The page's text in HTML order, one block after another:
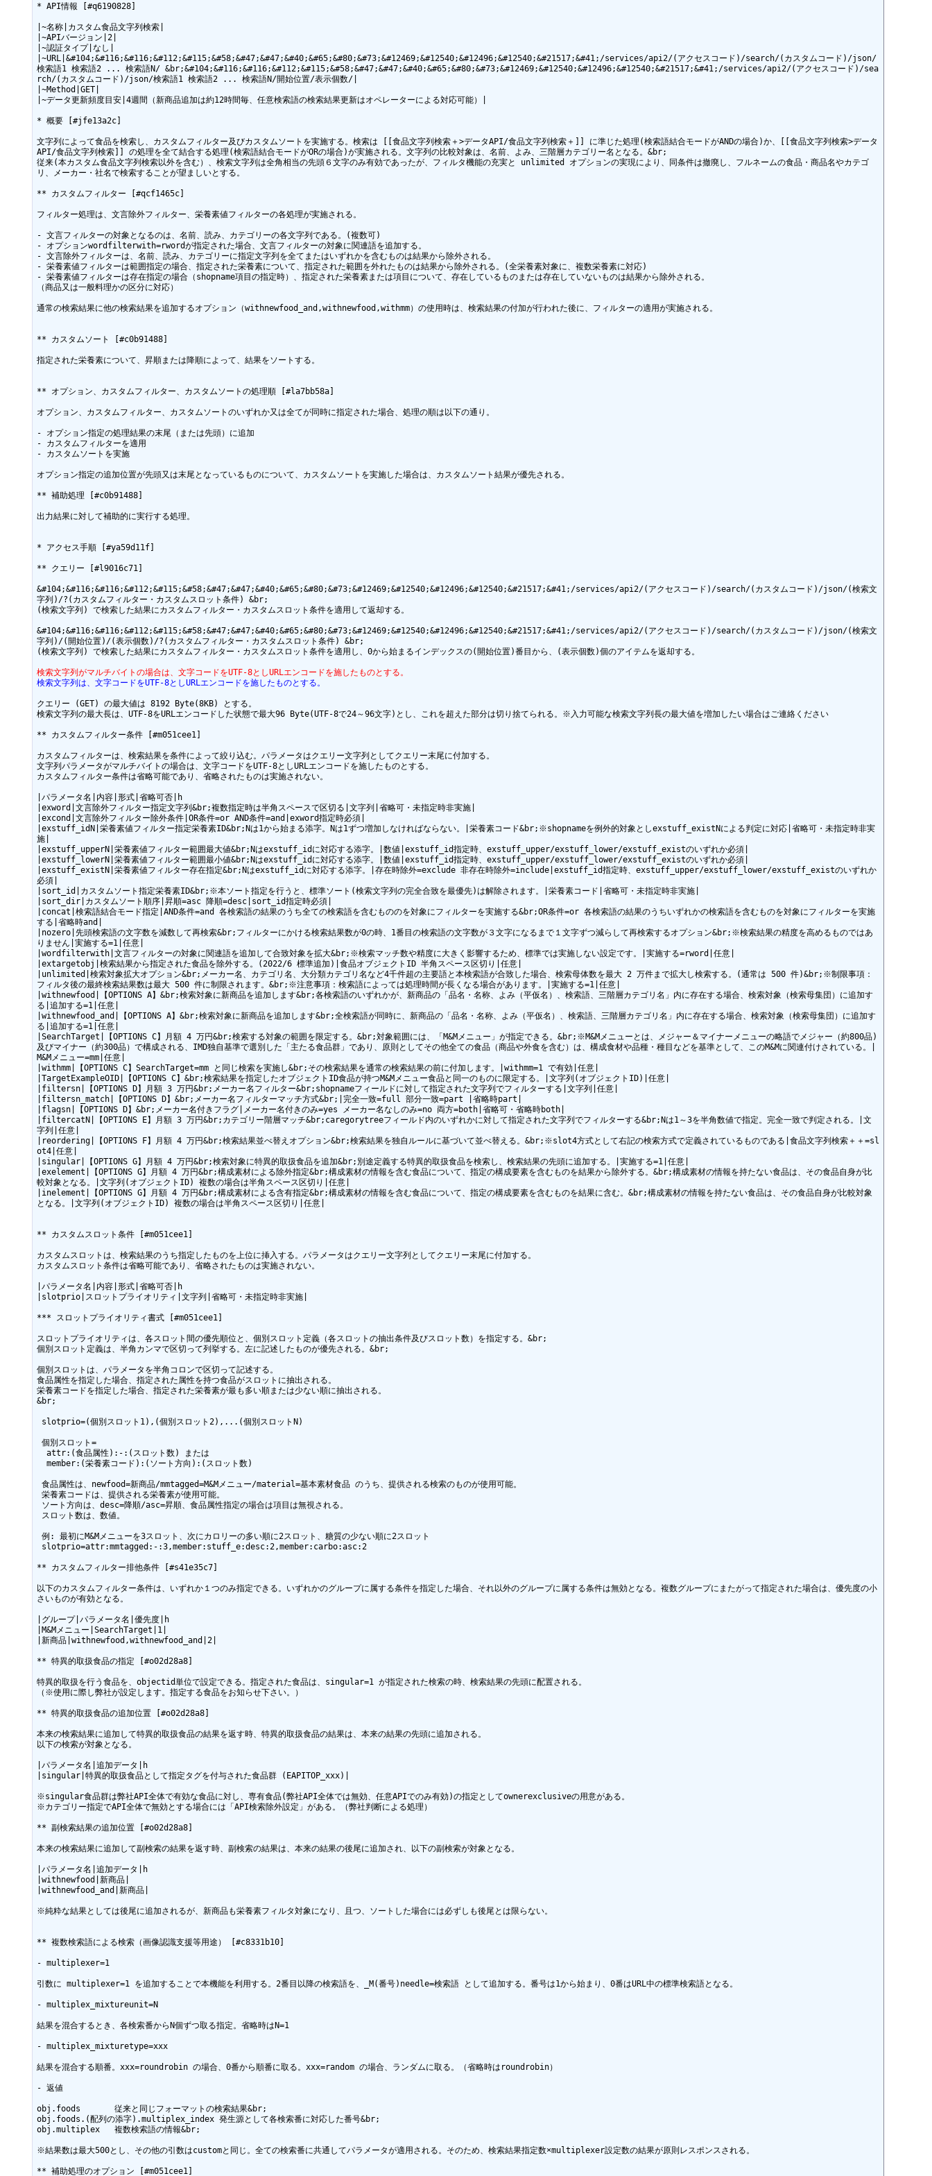
* API情報 [#q6190828]
|~名称|カスタム食品文字列検索|
|~APIバージョン|2|
|~認証タイプ|なし|
|~URL|&#104;&#116;&#116;&#112;&#115;&#58;&#47;&#47;&#40;&#65;&#80;&#73;&#12469;&#12540;&#12496;&#12540;&#21517;&#41;/services/api2/(アクセスコード)/search/(カスタムコード)/json/
検索語1 検索語2 ... 検索語N/ &br;&#104;&#116;&#116;&#112;&#115;&#58;&#47;&#47;&#40;&#65;&#80;&#73;&#12469;&#12540;&#12496;&#12540;&#21517;&#41;/services/api2/(アクセスコード)/sea
rch/(カスタムコード)/json/検索語1 検索語2 ... 検索語N/開始位置/表示個数/|
|~Method|GET|
|~データ更新頻度目安|4週間（新商品追加は約12時間毎、任意検索語の検索結果更新はオペレーターによる対応可能）|
* 概要 [#jfe13a2c]
文字列によって食品を検索し、カスタムフィルター及びカスタムソートを実施する。検索は [[食品文字列検索＋>データAPI/食品文字列検索＋]] に準じた処理(検索語結合モードがANDの場合)か、[[食品文字列検索>データ
API/食品文字列検索]] の処理を全て結合する処理(検索語結合モードがORの場合)が実施される。文字列の比較対象は、名前、よみ、三階層カテゴリー名となる。&br;
従来(本カスタム食品文字列検索以外を含む）、検索文字列は全角相当の先頭６文字のみ有効であったが、フィルタ機能の充実と unlimited オプションの実現により、同条件は撤廃し、フルネームの食品・商品名やカテゴ
リ、メーカー・社名で検索することが望ましいとする。
** カスタムフィルター [#qcf1465c]
フィルター処理は、文言除外フィルター、栄養素値フィルターの各処理が実施される。
- 文言フィルターの対象となるのは、名前、読み、カテゴリーの各文字列である。(複数可)
- オプションwordfilterwith=rwordが指定された場合、文言フィルターの対象に関連語を追加する。
- 文言除外フィルターは、名前、読み、カテゴリーに指定文字列を全てまたはいずれかを含むものは結果から除外される。
- 栄養素値フィルターは範囲指定の場合、指定された栄養素について、指定された範囲を外れたものは結果から除外される。(全栄養素対象に、複数栄養素に対応)
- 栄養素値フィルターは存在指定の場合（shopname項目の指定時）、指定された栄養素または項目について、存在しているものまたは存在していないものは結果から除外される。
（商品又は一般料理かの区分に対応）
通常の検索結果に他の検索結果を追加するオプション（withnewfood_and,withnewfood,withmm）の使用時は、検索結果の付加が行われた後に、フィルターの適用が実施される。
** カスタムソート [#c0b91488]
指定された栄養素について、昇順または降順によって、結果をソートする。
** オプション、カスタムフィルター、カスタムソートの処理順 [#la7bb58a]
オプション、カスタムフィルター、カスタムソートのいずれか又は全てが同時に指定された場合、処理の順は以下の通り。
- オプション指定の処理結果の末尾（または先頭）に追加
- カスタムフィルターを適用
- カスタムソートを実施
オプション指定の追加位置が先頭又は末尾となっているものについて、カスタムソートを実施した場合は、カスタムソート結果が優先される。
** 補助処理 [#c0b91488]
出力結果に対して補助的に実行する処理。
* アクセス手順 [#ya59d11f]
** クエリー [#l9016c71]
&#104;&#116;&#116;&#112;&#115;&#58;&#47;&#47;&#40;&#65;&#80;&#73;&#12469;&#12540;&#12496;&#12540;&#21517;&#41;/services/api2/(アクセスコード)/search/(カスタムコード)/json/(検索文
字列)/?(カスタムフィルター・カスタムスロット条件) &br;
(検索文字列) で検索した結果にカスタムフィルター・カスタムスロット条件を適用して返却する。
&#104;&#116;&#116;&#112;&#115;&#58;&#47;&#47;&#40;&#65;&#80;&#73;&#12469;&#12540;&#12496;&#12540;&#21517;&#41;/services/api2/(アクセスコード)/search/(カスタムコード)/json/(検索文
字列)/(開始位置)/(表示個数)/?(カスタムフィルター・カスタムスロット条件) &br;
(検索文字列) で検索した結果にカスタムフィルター・カスタムスロット条件を適用し、0から始まるインデックスの(開始位置)番目から、(表示個数)個のアイテムを返却する。
検索文字列がマルチバイトの場合は、文字コードをUTF-8としURLエンコードを施したものとする。
検索文字列は、文字コードをUTF-8としURLエンコードを施したものとする。
クエリー (GET) の最大値は 8192 Byte(8KB) とする。
検索文字列の最大長は、UTF-8をURLエンコードした状態で最大96 Byte(UTF-8で24～96文字)とし、これを超えた部分は切り捨てられる。※入力可能な検索文字列長の最大値を増加したい場合はご連絡ください
** カスタムフィルター条件 [#m051cee1]
カスタムフィルターは、検索結果を条件によって絞り込む。パラメータはクエリー文字列としてクエリー末尾に付加する。
文字列パラメータがマルチバイトの場合は、文字コードをUTF-8としURLエンコードを施したものとする。
カスタムフィルター条件は省略可能であり、省略されたものは実施されない。
|パラメータ名|内容|形式|省略可否|h
|exword|文言除外フィルター指定文字列&br;複数指定時は半角スペースで区切る|文字列|省略可・未指定時非実施|
|excond|文言除外フィルター除外条件|OR条件=or AND条件=and|exword指定時必須|
|exstuff_idN|栄養素値フィルター指定栄養素ID&br;Nは1から始まる添字。Nは1ずつ増加しなければならない。|栄養素コード&br;※shopnameを例外的対象としexstuff_existNによる判定に対応|省略可・未指定時非実
施|
|exstuff_upperN|栄養素値フィルター範囲最大値&br;Nはexstuff_idに対応する添字。|数値|exstuff_id指定時、exstuff_upper/exstuff_lower/exstuff_existのいずれか必須|
|exstuff_lowerN|栄養素値フィルター範囲最小値&br;Nはexstuff_idに対応する添字。|数値|exstuff_id指定時、exstuff_upper/exstuff_lower/exstuff_existのいずれか必須|
|exstuff_existN|栄養素値フィルター存在指定&br;Nはexstuff_idに対応する添字。|存在時除外=exclude 非存在時除外=include|exstuff_id指定時、exstuff_upper/exstuff_lower/exstuff_existのいずれか
必須|
|sort_id|カスタムソート指定栄養素ID&br;※本ソート指定を行うと、標準ソート(検索文字列の完全合致を最優先)は解除されます。|栄養素コード|省略可・未指定時非実施|
|sort_dir|カスタムソート順序|昇順=asc 降順=desc|sort_id指定時必須|
|concat|検索語結合モード指定|AND条件=and 各検索語の結果のうち全ての検索語を含むもののを対象にフィルターを実施する&br;OR条件=or 各検索語の結果のうちいずれかの検索語を含むものを対象にフィルターを実施
する|省略時and|
|nozero|先頭検索語の文字数を減数して再検索&br;フィルターにかける検索結果数が0の時、1番目の検索語の文字数が３文字になるまで１文字ずつ減らして再検索するオプション&br;※検索結果の精度を高めるものではあ
りません|実施する=1|任意|
|wordfilterwith|文言フィルターの対象に関連語を追加して合致対象を拡大&br;※検索マッチ数や精度に大きく影響するため、標準では実施しない設定です。|実施する=rword|任意|
|extargetobj|検索結果から指定された食品を除外する。(2022/6 標準追加)|食品オブジェクトID 半角スペース区切り|任意|
|unlimited|検索対象拡大オプション&br;メーカー名、カテゴリ名、大分類カテゴリ名など4千件超の主要語と本検索語が合致した場合、検索母体数を最大 2 万件まで拡大し検索する。(通常は 500 件)&br;※制限事項：
フィルタ後の最終検索結果数は最大 500 件に制限されます。&br;※注意事項：検索語によっては処理時間が長くなる場合があります。|実施する=1|任意|
|withnewfood|【OPTIONS A】&br;検索対象に新商品を追加します&br;各検索語のいずれかが、新商品の「品名・名称、よみ（平仮名）、検索語、三階層カテゴリ名」内に存在する場合、検索対象（検索母集団）に追加す
る|追加する=1|任意|
|withnewfood_and|【OPTIONS A】&br;検索対象に新商品を追加します&br;全検索語が同時に、新商品の「品名・名称、よみ（平仮名）、検索語、三階層カテゴリ名」内に存在する場合、検索対象（検索母集団）に追加す
る|追加する=1|任意|
|SearchTarget|【OPTIONS C】月額 4 万円&br;検索する対象の範囲を限定する。&br;対象範囲には、「M&Mメニュー」が指定できる。&br;※M&Mメニューとは、メジャー＆マイナーメニューの略語でメジャー（約800品)
及びマイナー（約300品）で構成される、IMD独自基準で選別した「主たる食品群」であり、原則としてその他全ての食品（商品や外食を含む）は、構成食材や品種・種目などを基準として、このM&Mに関連付けされている。|
M&Mメニュー=mm|任意|
|withmm|【OPTIONS C】SearchTarget=mm と同じ検索を実施し&br;その検索結果を通常の検索結果の前に付加します。|withmm=1 で有効|任意|
|TargetExampleOID|【OPTIONS C】&br;検索結果を指定したオブジェクトID食品が持つM&Mメニュー食品と同一のものに限定する。|文字列(オブジェクトID)|任意|
|filtersn|【OPTIONS D】月額 3 万円&br;メーカー名フィルター&br;shopnameフィールドに対して指定された文字列でフィルターする|文字列|任意|
|filtersn_match|【OPTIONS D】&br;メーカー名フィルターマッチ方式&br;|完全一致=full 部分一致=part |省略時part|
|flagsn|【OPTIONS D】&br;メーカー名付きフラグ|メーカー名付きのみ=yes メーカー名なしのみ=no 両方=both|省略可・省略時both|
|filtercatN|【OPTIONS E】月額 3 万円&br;カテゴリー階層マッチ&br;caregorytreeフィールド内のいずれかに対して指定された文字列でフィルターする&br;Nは1～3を半角数値で指定。完全一致で判定される。|文
字列|任意|
|reordering|【OPTIONS F】月額 4 万円&br;検索結果並べ替えオプション&br;検索結果を独自ルールに基づいて並べ替える。&br;※slot4方式として右記の検索方式で定義されているものである|食品文字列検索＋＋=sl
ot4|任意|
|singular|【OPTIONS G】月額 4 万円&br;検索対象に特異的取扱食品を追加&br;別途定義する特異的取扱食品を検索し、検索結果の先頭に追加する。|実施する=1|任意|
|exelement|【OPTIONS G】月額 4 万円&br;構成素材による除外指定&br;構成素材の情報を含む食品について、指定の構成要素を含むものを結果から除外する。&br;構成素材の情報を持たない食品は、その食品自身が比
較対象となる。|文字列(オブジェクトID) 複数の場合は半角スペース区切り|任意|
|inelement|【OPTIONS G】月額 4 万円&br;構成素材による含有指定&br;構成素材の情報を含む食品について、指定の構成要素を含むものを結果に含む。&br;構成素材の情報を持たない食品は、その食品自身が比較対象
となる。|文字列(オブジェクトID) 複数の場合は半角スペース区切り|任意|
** カスタムスロット条件 [#m051cee1]
カスタムスロットは、検索結果のうち指定したものを上位に挿入する。パラメータはクエリー文字列としてクエリー末尾に付加する。
カスタムスロット条件は省略可能であり、省略されたものは実施されない。
|パラメータ名|内容|形式|省略可否|h
|slotprio|スロットプライオリティ|文字列|省略可・未指定時非実施|
*** スロットプライオリティ書式 [#m051cee1]
スロットプライオリティは、各スロット間の優先順位と、個別スロット定義（各スロットの抽出条件及びスロット数）を指定する。&br;
個別スロット定義は、半角カンマで区切って列挙する。左に記述したものが優先される。&br;
個別スロットは、パラメータを半角コロンで区切って記述する。
食品属性を指定した場合、指定された属性を持つ食品がスロットに抽出される。
栄養素コードを指定した場合、指定された栄養素が最も多い順または少ない順に抽出される。
&br;
** カスタムフィルター排他条件 [#s41e35c7]
以下のカスタムフィルター条件は、いずれか１つのみ指定できる。いずれかのグループに属する条件を指定した場合、それ以外のグループに属する条件は無効となる。複数グループにまたがって指定された場合は、優先度の小
さいものが有効となる。
|グループ|パラメータ名|優先度|h
|M&Mメニュー|SearchTarget|1|
|新商品|withnewfood,withnewfood_and|2|
** 特異的取扱食品の指定 [#o02d28a8]
特異的取扱を行う食品を、objectid単位で設定できる。指定された食品は、singular=1 が指定された検索の時、検索結果の先頭に配置される。
（※使用に際し弊社が設定します。指定する食品をお知らせ下さい。）
** 特異的取扱食品の追加位置 [#o02d28a8]
本来の検索結果に追加して特異的取扱食品の結果を返す時、特異的取扱食品の結果は、本来の結果の先頭に追加される。
以下の検索が対象となる。
|パラメータ名|追加データ|h
|singular|特異的取扱食品として指定タグを付与された食品群 (EAPITOP_xxx)|
※singular食品群は弊社API全体で有効な食品に対し、専有食品(弊社API全体では無効、任意APIでのみ有効)の指定としてownerexclusiveの用意がある。
※カテゴリー指定でAPI全体で無効とする場合には「API検索除外設定」がある。（弊社判断による処理）
** 副検索結果の追加位置 [#o02d28a8]
本来の検索結果に追加して副検索の結果を返す時、副検索の結果は、本来の結果の後尾に追加され、以下の副検索が対象となる。
|パラメータ名|追加データ|h
|withnewfood|新商品|
|withnewfood_and|新商品|
※純粋な結果としては後尾に追加されるが、新商品も栄養素フィルタ対象になり、且つ、ソートした場合には必ずしも後尾とは限らない。
** 複数検索語による検索（画像認識支援等用途） [#c8331b10]
- multiplexer=1
引数に multiplexer=1 を追加することで本機能を利用する。2番目以降の検索語を、_M(番号)needle=検索語 として追加する。番号は1から始まり、0番はURL中の標準検索語となる。
- multiplex_mixtureunit=N
結果を混合するとき、各検索番からN個ずつ取る指定。省略時はN=1
- multiplex_mixturetype=xxx
結果を混合する順番。xxx=roundrobin の場合、0番から順番に取る。xxx=random の場合、ランダムに取る。（省略時はroundrobin）
- 返値
obj.foods	従来と同じフォーマットの検索結果&br;
obj.foods.(配列の添字).multiplex_index 発生源として各検索番に対応した番号&br;
obj.multiplex	複数検索語の情報&br;
※結果数は最大500とし、その他の引数はcustomと同じ。全ての検索番に共通してパラメータが適用される。そのため、検索結果指定数×multiplexer設定数の結果が原則レスポンスされる。
** 補助処理のオプション [#m051cee1]